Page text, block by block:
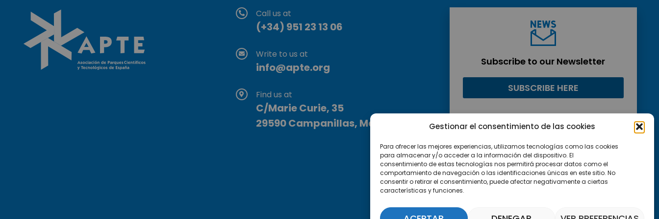
Gestionar el consentimiento de las cookies
Para ofrecer las mejores experiencias, utilizamos tecnologías como las cookies
para almacenar y/o acceder a la información del dispositivo. El
consentimiento de estas tecnologías nos permitirá procesar datos como el
comportamiento de navegación o las identificaciones únicas en este sitio. No
consentir o retirar el consentimiento, puede afectar negativamente a ciertas
características y funciones.
Call us at
(+34) 951 23 13 06
Write to us at
info@apte.org
Find us at
C/Marie Curie, 35
29590 Campanillas, Málaga
Subscribe to our Newsletter
SUBSCRIBE HERE